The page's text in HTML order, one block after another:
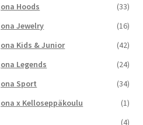
Hoods
(33)
Jewelry
(16)
Kids & Junior
(42)
Legends
(24)
Sport
(34)
x Kelloseppäkoulu
(1)
(4)